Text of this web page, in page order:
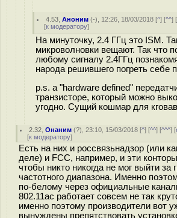
4.53 ,Аноним (-), 12:26, 18/03/2018 [^] [^^] [
[к модератору]
На минуточку, 2.4 ГГц это ISM.
микроволновки вещают. Так что
любому сигналу 2.4ГГц
народа решившего погреть себе
p.s. а "hardware defined"
транзисторе, который можно
угодно. Сущий кошмар для
2.32 ,Онаним (?), 23:10, 15/03/2018 [^] [^^] [^^^] [
[к модератору]
Есть на них и россвязьнадзор (или
деле) и FCC, например, и эти
чтобы никто никогда не мог выйти за
частотного диапазона. Именно
по-белому через официальные
802.11ac работает совсем не так
именно поэтому производители вот
вынуждены препятствовать